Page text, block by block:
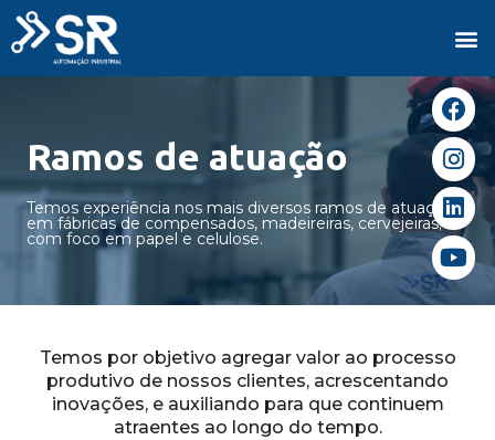
Ramos de atuação
Temos experiência nos mais diversos ramos de atuação,
em fábricas de compensados, madeireiras, cervejeiras;
com foco em papel e celulose.
Temos por objetivo agregar valor ao processo
produtivo de nossos clientes, acrescentando
inovações, e auxiliando para que continuem
atraentes ao longo do tempo.